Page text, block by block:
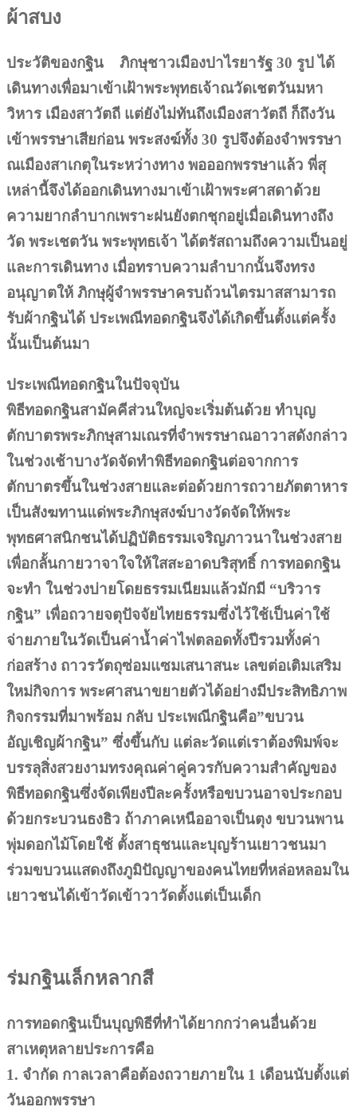
ผ้าสบง
ประวัติของกฐิน ภิกษุชาวเมืองปาไรยารัฐ 30 รูป ได้
เดินทางเพื่อมาเข้าเฝ้าพระพุทธเจ้าณวัดเชตวันมหา
วิหาร เมืองสาวัตถี แต่ยังไม่ทันถึงเมืองสาวัตถี ก็ถึงวัน
เข้าพรรษาเสียก่อน พระสงฆ์ทั้ง 30 รูปจึงต้องจำพรรษา
ณเมืองสาเกตุในระหว่างทาง พอออกพรรษาแล้ว พี่สุ
เหล่านี้จึงได้ออกเดินทางมาเข้าเฝ้าพระศาสดาด้วย
ความยากลำบากเพราะฝนยังตกชุกอยู่เมื่อเดินทางถึง
วัด พระเชตวัน พระพุทธเจ้า ได้ตรัสถามถึงความเป็นอยู่
และการเดินทาง เมื่อทราบความลำบากนั้นจึงทรง
อนุญาตให้ ภิกษุผู้จำพรรษาครบถ้วนไตรมาสสามารถ
รับผ้ากฐินได้ ประเพณีทอดกฐินจึงได้เกิดขึ้นตั้งแต่ครั้ง
นั้นเป็นต้นมา
ประเพณีทอดกฐินในปัจจุบัน
พิธีทอดกฐินสามัคคีส่วนใหญ่จะเริ่มต้นด้วย ทำบุญ
ตักบาตรพระภิกษุสามเณรที่จำพรรษาณอาวาสดังกล่าว
ในช่วงเช้าบางวัดจัดทำพิธีทอดกฐินต่อจากการ
ตักบาตรขึ้นในช่วงสายและต่อด้วยการถวายภัตตาหาร
เป็นสังฆทานแด่พระภิกษุสงฆ์บางวัดจัดให้พระ
พุทธศาสนิกชนได้ปฏิบัติธรรมเจริญภาวนาในช่วงสาย
เพื่อกลั้นกายวาจาใจให้ใสสะอาดบริสุทธิ์ การทอดกฐิน
จะทำ ในช่วงบ่ายโดยธรรมเนียมแล้วมักมี “บริวาร
กฐิน” เพื่อถวายจตุปัจจัยไทยธรรมซึ่งไว้ใช้เป็นค่าใช้
จ่ายภายในวัดเป็นค่าน้ำค่าไฟตลอดทั้งปีรวมทั้งค่า
ก่อสร้าง ถาวรวัตถุซ่อมแซมเสนาสนะ เลขต่อเติมเสริม
ใหม่กิจการ พระศาสนาขยายตัวได้อย่างมีประสิทธิภาพ
กิจกรรมที่มาพร้อม กลับ ประเพณีกฐินคือ”ขบวน
อัญเชิญผ้ากฐิน” ซึ่งขึ้นกับ แต่ละวัดแต่เราต้องพิมพ์จะ
บรรลุสิ่งสวยงามทรงคุณค่าคู่ควรกับความสำคัญของ
พิธีทอดกฐินซึ่งจัดเพียงปีละครั้งหรือขบวนอาจประกอบ
ด้วยกระบวนธงธิว ถ้าภาคเหนืออาจเป็นตุง ขบวนพาน
พุ่มดอกไม้โดยใช้ ตั้งสาธุชนและบุญร้านเยาวชนมา
ร่วมขบวนแสดงถึงภูมิปัญญาของคนไทยที่หล่อหลอมใน
เยาวชนได้เข้าวัดเข้าวาวัดตั้งแต่เป็นเด็ก
ร่มกฐินเล็กหลากสี
การทอดกฐินเป็นบุญพิธีที่ทำได้ยากกว่าคนอื่นด้วย
สาเหตุหลายประการคือ
1. จำกัด กาลเวลาคือต้องถวายภายใน 1 เดือนนับตั้งแต่
วันออกพรรษา